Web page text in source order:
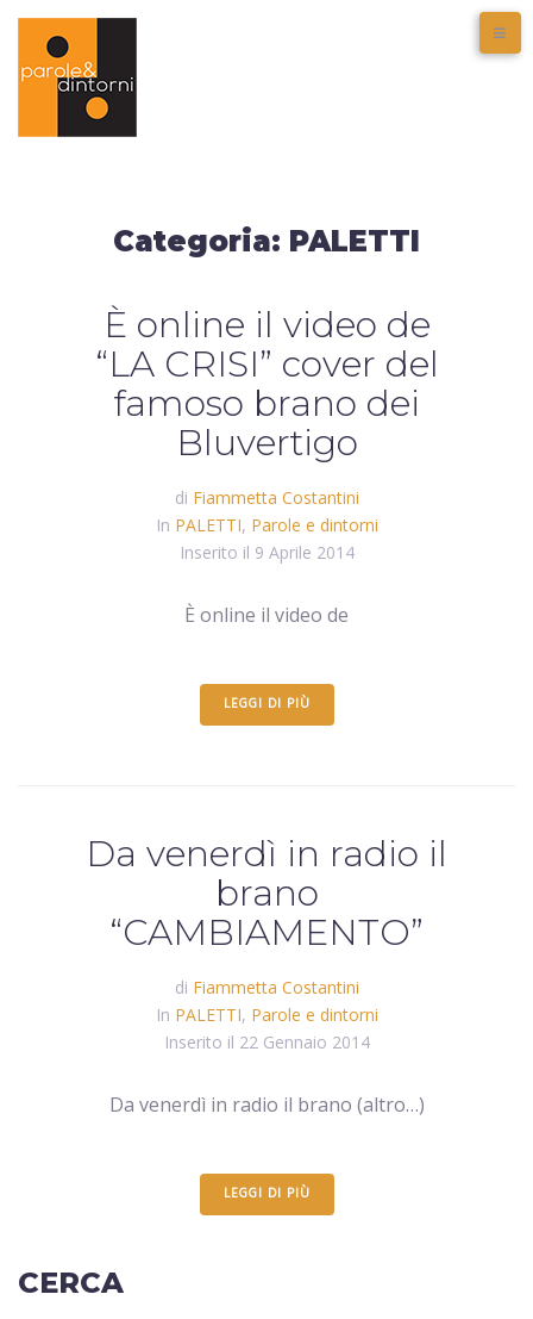
Categoria: PALETTI
È online il video de
“LA CRISI” cover del
famoso brano dei
Bluvertigo
di Fiammetta Costantini
In PALETTI, Parole e dintorni
Inserito il 9 Aprile 2014
È online il video de
LEGGI DI PIÙ
Da venerdì in radio il
brano
“CAMBIAMENTO”
di Fiammetta Costantini
In PALETTI, Parole e dintorni
Inserito il 22 Gennaio 2014
Da venerdì in radio il brano (altro…)
LEGGI DI PIÙ
CERCA